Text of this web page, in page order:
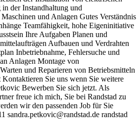
der Instandhaltung und
und Anlagen Gutes Verständnis
Teamfähigkeit, hohe Eigeninitiative
Ihre Aufgaben Planen und
Aufbauen und Verdrahten
Inbetriebnahme, Fehlersuche und
Anlagen Montage von
und Reparieren von Betriebsmitteln
Sie uns wenn Sie weitere
Bewerben Sie sich jetzt. Als
freue ich mich, Sie bei Randstad zu
wir den passenden Job für Sie
sandra.petkovic@randstad.de randstad